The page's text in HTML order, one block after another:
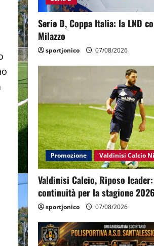
Serie D, Coppa Italia: la LND
Milazzo
sportjonico 07/08/2026
Promozione Valdinisi Calcio
Valdinisi Calcio, Riposo
continuità per la stagione
sportjonico 07/08/2026